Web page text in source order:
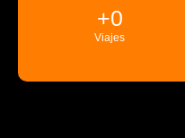
Viajes
+0